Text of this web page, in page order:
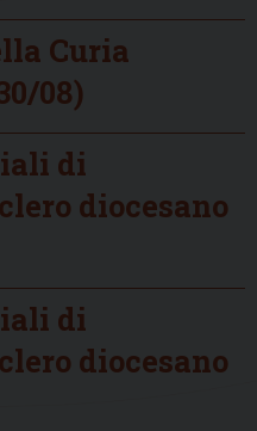
Curia
08)
di
diocesano
di
diocesano